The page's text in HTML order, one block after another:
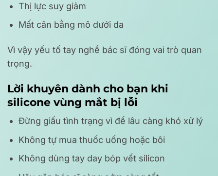
Thị lực suy giảm
Mất cân bằng mô dưới da
Vì vậy yếu tố tay nghề bác sĩ đóng vai trò quan
trọng.
Lời khuyên dành cho bạn khi
silicone vùng mắt bị lỗi
Đừng giấu tình trạng vì để lâu càng khó xử lý
Không tự mua thuốc uống hoặc bôi
Không dùng tay day bóp vết silicon